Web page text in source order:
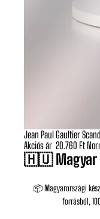
Akciós
Jean Paul Gaultier
Akciós ár 20.760 Ft
🇭🇺 Magyar
📦 Magyarországi
forrásból,